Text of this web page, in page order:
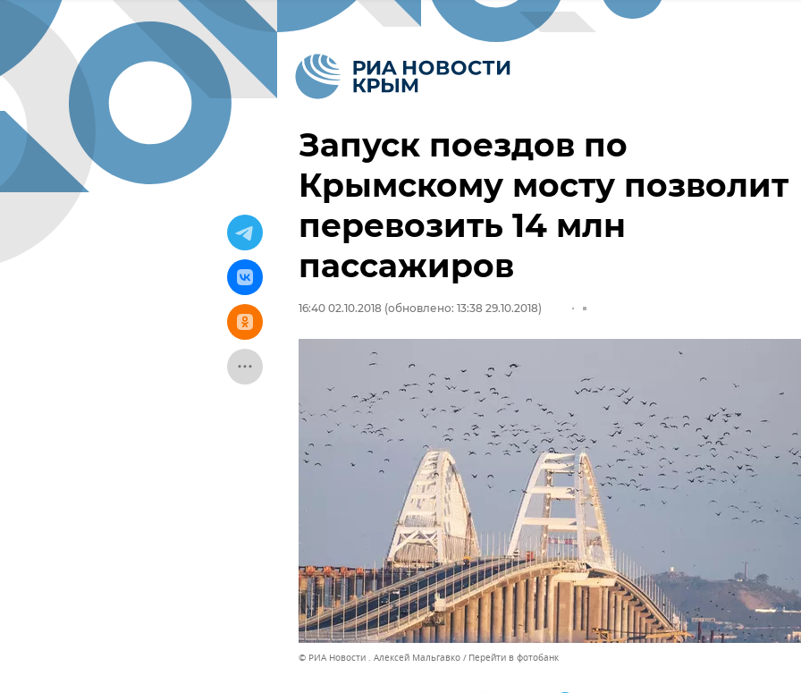
Запуск поездов по
Крымскому мосту позволит
перевозить 14 млн
пассажиров
16:40 02.10.2018 (обновлено: 13:38 29.10.2018)
© РИА Новости . Алексей Мальгавко Перейти в фотобанк